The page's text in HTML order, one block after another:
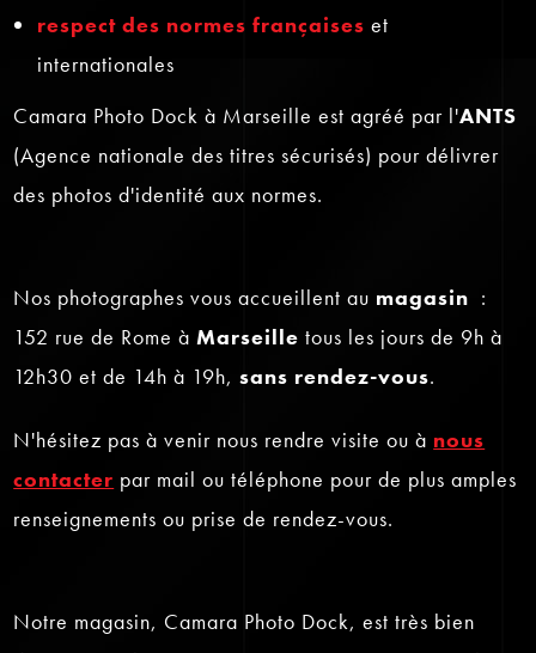
respect des normes françaises et
internationales
Camara Photo Dock à Marseille est agréé par l'ANTS
(Agence nationale des titres sécurisés) pour délivrer
des photos d'identité aux normes.
Nos photographes vous accueillent au magasin :
152 rue de Rome àMarseille tous les jours de 9h à
12h30 et de 14h à 19h,sans rendez-vous.
N'hésitez pas à venir nous rendre visite ou à nous
contacter par mail ou téléphone pour de plus amples
renseignements ou prise de rendez-vous.
Notre magasin, Camara Photo Dock, est très bien